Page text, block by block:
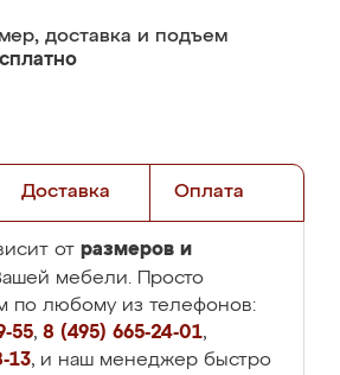
доставка и подъем
Доставка Оплата
от размеров и
мебели. Просто
по любому из телефонов:
55, 8 (495) 665-24-01,
13, и наш менеджер быстро